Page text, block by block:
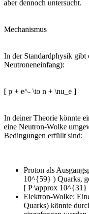
aber dennoch untersucht.
Mechanismus
In der Standardphysik gibt
Neutroneneinfang):
[ p + e^- \to n + \nu_e ]
In deiner Theorie könnte
eine Neutron-Wolke
Bedingungen erfüllt sind:
Proton als
10^{59} ) Quarks,
[ P \approx
Elektron-Wolke:
Quarks) könnte